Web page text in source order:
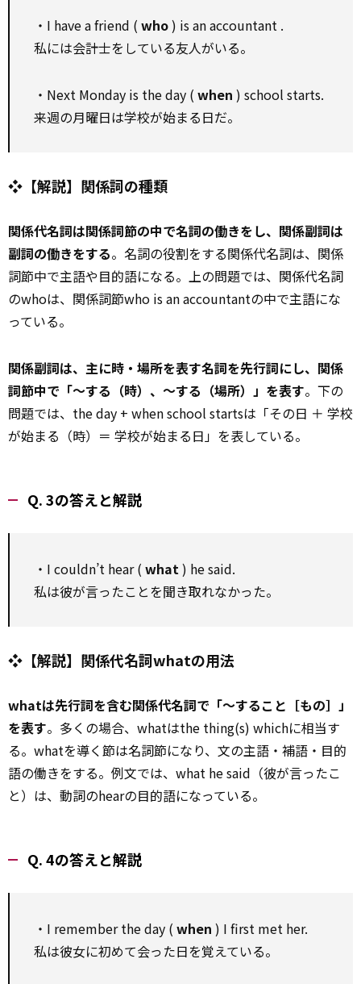
・I have a friend ( who) is an accountant .
私には会計士をしている友人がいる。
・Next Monday is the day ( when ) school starts.
来週の月曜日は学校が始まる日だ。
❖【解説】関係詞の種類
関係代名詞は関係詞節の中で名詞の働きをし、関係副詞は
副詞の働きをする。名詞の役割をする関係代名詞は、関係
詞節中で主語や目的語になる。上の問題では、関係代名詞
のwhoは、関係詞節who is an accountantの中で主語にな
っている。
関係副詞は、主に時・場所を表す名詞を先行詞にし、関係
詞節中で「～する（時）、～する（場所）」を表す。下の
問題では、the day + when school startsは「その日 ＋ 学校
が始まる（時）＝ 学校が始まる日」を表している。
Q. 3の答えと解説
・I couldn’t hear ( what) he said.
私は彼が言ったことを聞き取れなかった。
❖【解説】関係代名詞whatの用法
whatは先行詞を含む関係代名詞で「～すること［もの］」
を表す。多くの場合、whatはthe thing(s) whichに相当す
る。whatを導く節は名詞節になり、文の主語・補語・目的
語の働きをする。例文では、what he said（彼が言ったこ
と）は、動詞のhearの目的語になっている。
Q. 4の答えと解説
・I remember the day ( when ) I first met her.
私は彼女に初めて会った日を覚えている。